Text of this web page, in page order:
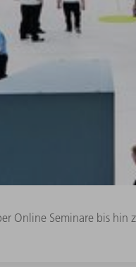
Online Seminare bis